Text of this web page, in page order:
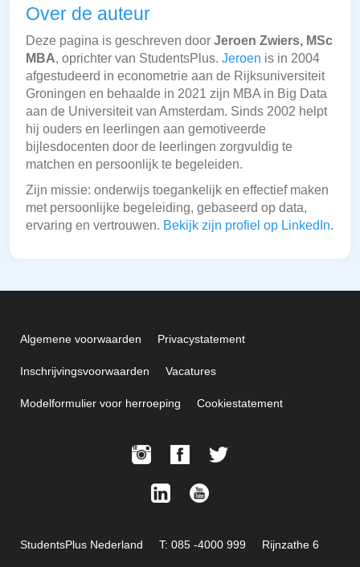
Over de auteur
Deze pagina is geschreven door Jeroen Zwiers, MSc
MBA, oprichter van StudentsPlus. Jeroen is in 2004
afgestudeerd in econometrie aan de Rijksuniversiteit
Groningen en behaalde in 2021 zijn MBA in Big Data
aan de Universiteit van Amsterdam. Sinds 2002 helpt
hij ouders en leerlingen aan gemotiveerde
bijlesdocenten door de leerlingen zorgvuldig te
matchen en persoonlijk te begeleiden.
Zijn missie: onderwijs toegankelijk en effectief maken
met persoonlijke begeleiding, gebaseerd op data,
ervaring en vertrouwen. Bekijk zijn profiel op LinkedIn.
Algemene voorwaarden Privacystatement
Inschrijvingsvoorwaarden Vacatures
Modelformulier voor herroeping Cookiestatement
StudentsPlus Nederland T: 085 -4000 999 Rijnzathe 6